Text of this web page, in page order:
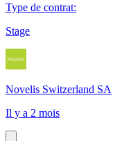
Type de contrat:
Stage
Novelis Switzerland SA
Il y a 2 mois